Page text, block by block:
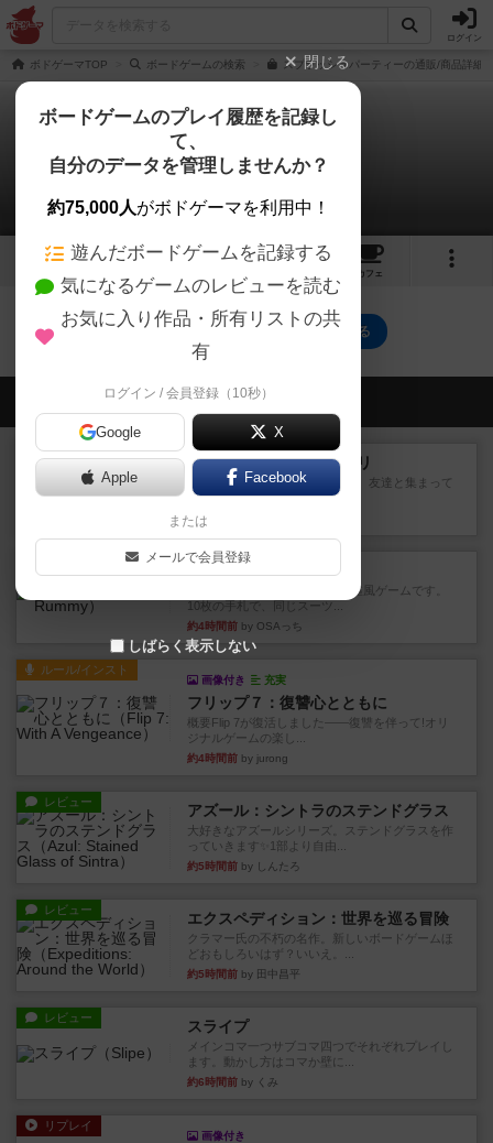
ログイン
ボドゲーマTOP ボードゲームの検索 スプラッシュパーティーの通販/商品詳細
スプラッシュ パーティ
0件のルール/インスト
2 2
カフェ
スプラッシュ パーティのトップに戻る
会員の新しい投稿
レビュー ナンジャモンジャ・ミドリ
私は吃音を持っているのですが、友達と集まって
このゲームをした際、3ゲー...
約2時間前
トランプで遊べる2人対戦の麻雀風ゲームです。
10枚の手札で、同じスーツ...
約4時間前 by OSAっち
ルール/インスト
画像付き 充実
フリップ７：復讐心とともに
概要Flip 7が復活しました――復讐を伴って!オリ
ジナルゲームの楽し...
約4時間前 by jurong
レビュー アズール：シントラのステンドグラス
大好きなアズールシリーズ。ステンドグラスを作
っていきます✨1部より自由...
約5時間前 by しんたろ
レビュー エクスペディション：世界を巡る冒険
クラマー氏の不朽の名作。新しいボードゲームほ
どおもしろいはず？いいえ。...
約5時間前 by 田中昌平
レビュー スライプ
メインコマ一つサブコマ四つでそれぞれプレイし
ます。動かし方はコマか壁に...
約6時間前 by くみ
リプレイ
画像付き
閉じる
ボードゲームのプレイ履歴を記録し
て、
自分のデータを管理しませんか？
約75,000人がボドゲーマを利用中！
遊んだボードゲームを記録する
気になるゲームのレビューを読む
お気に入り作品・所有リストの共
有
ログイン / 会員登録（10秒）
Google X
Apple Facebook
または
メールで会員登録
しばらく表示しない